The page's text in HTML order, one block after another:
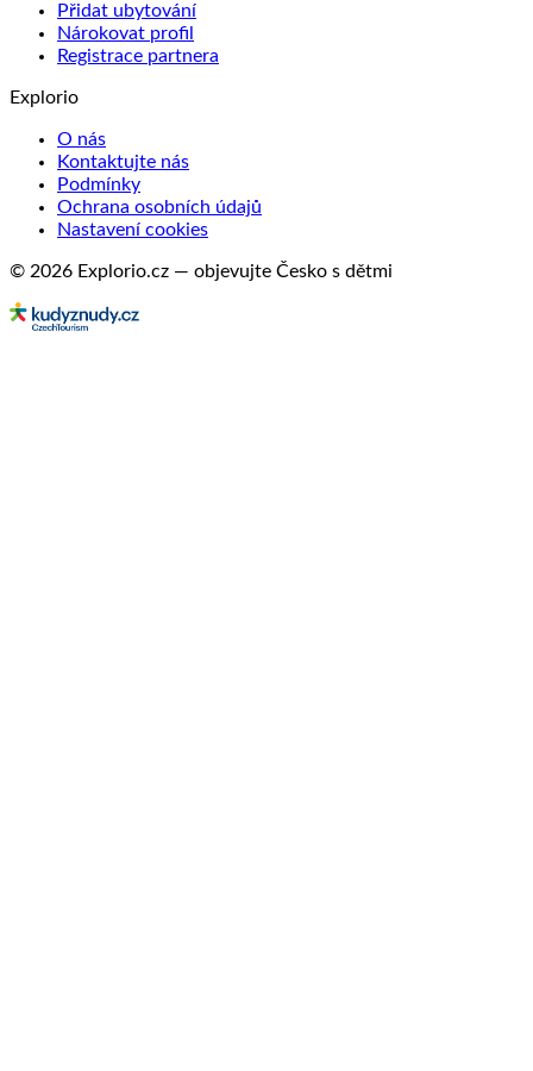
Přidat ubytování
Nárokovat profil
Registrace partnera
Explorio
O nás
Kontaktujte nás
Podmínky
Ochrana osobních údajů
Nastavení cookies
© 2026 Explorio.cz — objevujte Česko s dětmi